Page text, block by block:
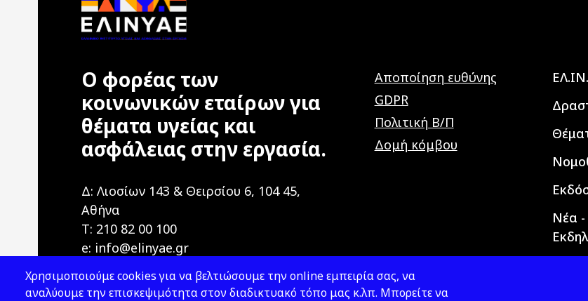
Ο φορέας των
κοινωνικών εταίρων για
θέματα υγείας και
ασφάλειας στην εργασία.
Δ: Λιοσίων 143 & Θειρσίου 6, 104 45,
Αθήνα
T: 210 82 00 100
e: info@elinyae.gr
Αποποίηση ευθύνης
GDPR
Πολιτική Β/Π
Δομή κόμβου
Main
Νέα -
Χρησιμοποιούμε cookies για να βελτιώσουμε την online εμπειρία σας, να
αναλύουμε την επισκεψιμότητα στον διαδικτυακό τόπο μας κ.λπ. Μπορείτε να